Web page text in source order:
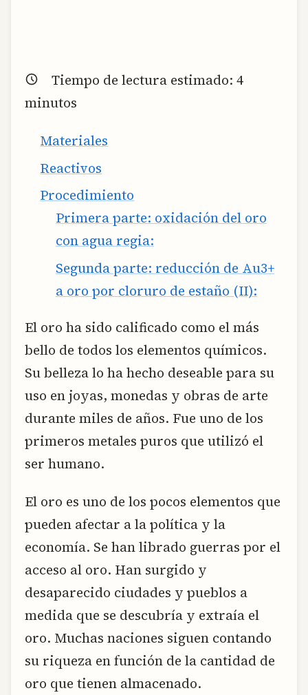
Tiempo de lectura estimado: 4
minutos
Materiales
Reactivos
Procedimiento
Primera parte: oxidación del oro
con agua regia:
Segunda parte: reducción de Au3+
a oro por cloruro de estaño (II):
El oro ha sido calificado como el más
bello de todos los elementos químicos.
Su belleza lo ha hecho deseable para su
uso en joyas, monedas y obras de arte
durante miles de años. Fue uno de los
primeros metales puros que utilizó el
ser humano.
El oro es uno de los pocos elementos que
pueden afectar a la política y la
economía. Se han librado guerras por el
acceso al oro. Han surgido y
desaparecido ciudades y pueblos a
medida que se descubría y extraía el
oro. Muchas naciones siguen contando
su riqueza en función de la cantidad de
oro que tienen almacenado.